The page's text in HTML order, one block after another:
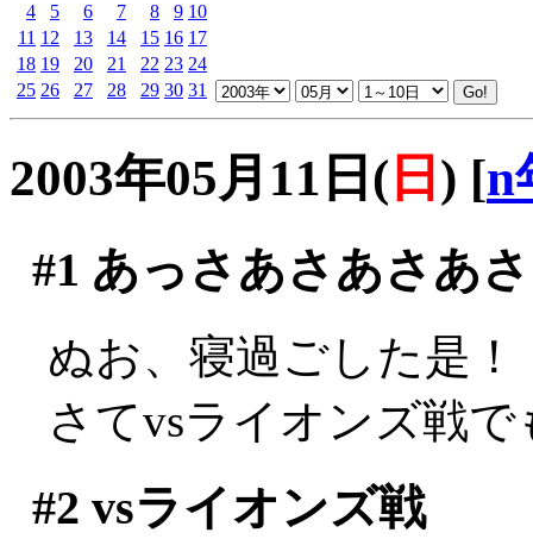
4
5 6 7 8 9 10
11 12 13 14 15 16 17
18 19 20 21 22 23 24
25 26 27 28 29 30 31
2003年05月11日( 日 ) [n
#1 あっさあさあさあさ
ぬお、寝過ごした是！
さてvsライオンズ戦
#2 vsライオンズ戦